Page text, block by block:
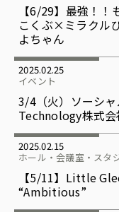
【6/29】最強！
こくぶ×ミラクル
よちゃん
2025.02.25
イベント
3/4（火）ソーシ
Technology株式
2025.02.15
ホール・会議室・スタ
【5/11】Little
“Ambitious”